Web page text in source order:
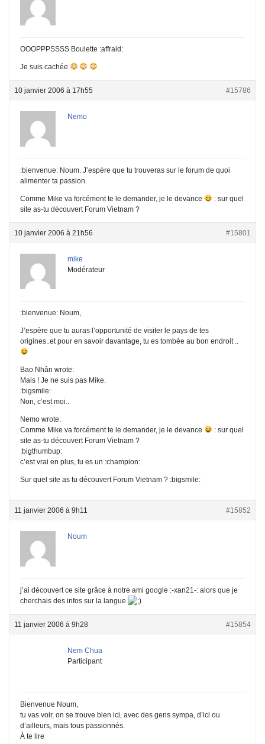
OOOPPPSSSS Boulette :affraid:
Je suis cachée
10 janvier 2006 à 17h55 #15786
Nemo
:bienvenue: Noum. J’espère que tu trouveras sur le forum de quoi
alimenter ta passion.
Comme Mike va forcément te le demander, je le devance
: sur quel
site as-tu découvert Forum Vietnam ?
10 janvier 2006 à 21h56 #15801
mike
Modérateur
:bienvenue: Noum,
J’espère que tu auras l’opportunité de visiter le pays de tes
origines..et pour en savoir davantage, tu es tombée au bon endroit ..
Bao Nhân wrote:
Mais ! Je ne suis pas Mike.
:bigsmile:
Non, c’est moi..
Nemo wrote:
Comme Mike va forcément te le demander, je le devance
: sur quel
site as-tu découvert Forum Vietnam ?
:bigthumbup:
c’est vrai en plus, tu es un :champion:
Sur quel site as tu découvert Forum Vietnam ? :bigsmile:
11 janvier 2006 à 9h11 #15852
Noum
j’ai découvert ce site grâce à notre ami google :-xan21-: alors que je
cherchais des infos sur la langue
11 janvier 2006 à 9h28 #15854
Nem Chua
Participant
Bienvenue Noum,
tu vas voir, on se trouve bien ici, avec des gens sympa, d’ici ou
d’ailleurs, mais tous passionnés.
À te lire